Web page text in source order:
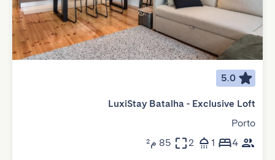
5.0
LuxiStay Batalha - Exclusive Loft
Porto
4
1
2 85 م²